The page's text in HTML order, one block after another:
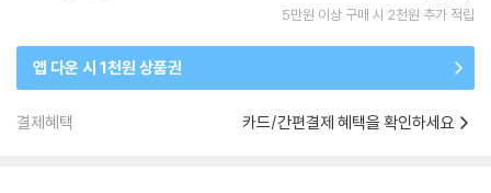
5만원 이상 구매 시 2천원 추가 적립
앱 다운 시 1천원 상품권
결제혜택 카드/간편결제 혜택을 확인하세요